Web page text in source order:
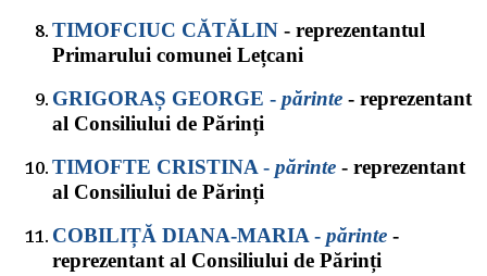
TIMOFCIUC CĂTĂLIN - reprezentantul
Primarului comunei Lețcani
GRIGORAȘ GEORGE - părinte - reprezentant
al Consiliului de Părinți
TIMOFTE CRISTINA- părinte - reprezentant
al Consiliului de Părinți
COBILIȚĂ DIANA-MARIA- părinte -
reprezentant al Consiliului de Părinți